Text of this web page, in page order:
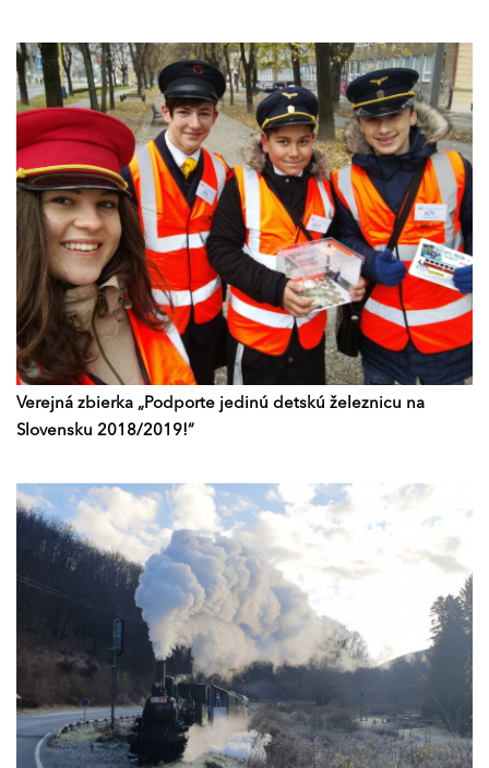
Verejná zbierka „Podporte jedinú detskú železnicu na
Slovensku 2018/2019!“